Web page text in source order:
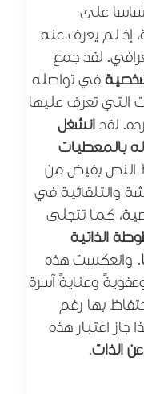
على
إذ لم يعرف عنه
لقد جمع
في تواصله
التي تعرف عليها
لقد انشغل
بالمعطيات
النص بفيض من
والتلقائية في
كما تتجلى
الذاتية
. وانعكست هذه
وعنايةً آسرة
بها رغم
اعتبار هذه
الذات.